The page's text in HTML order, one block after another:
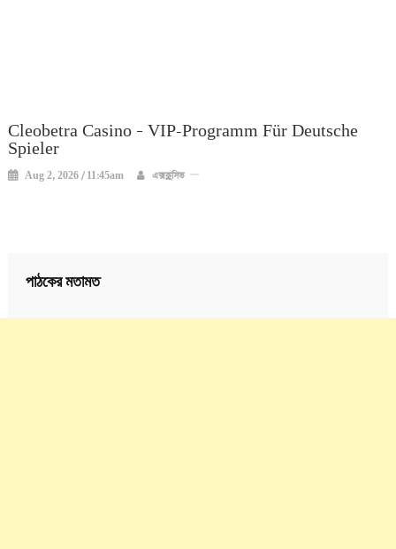
Cleobetra Casino – VIP-Programm Für Deutsche
Spieler
Aug 2, 2026 / 11:45am এক্সক্লুসিভ
পাঠকের মতামত